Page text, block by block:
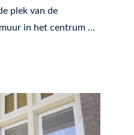
plek van de
in het centrum …